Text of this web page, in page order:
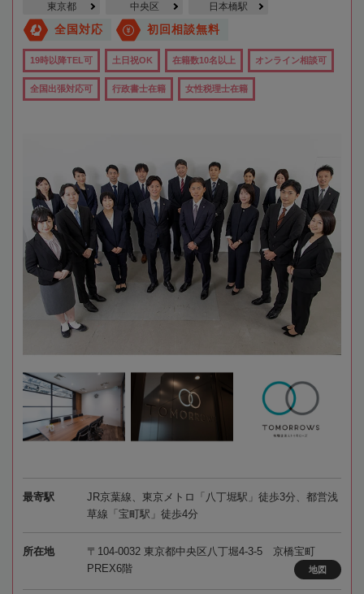
東京都 中央区 日本橋駅
全国対応 初回相談無料
19時以降TEL可 土日祝OK 在籍数10名以上 オンライン相談可
全国出張対応可 行政書士在籍 女性税理士在籍
最寄駅
JR京葉線、東京メトロ「八丁堀駅」徒歩3分、都営浅
草線「宝町駅」徒歩4分
所在地
〒104-0032 東京都中央区八丁堀4-3-5 京橋宝町
PREX6階
地図